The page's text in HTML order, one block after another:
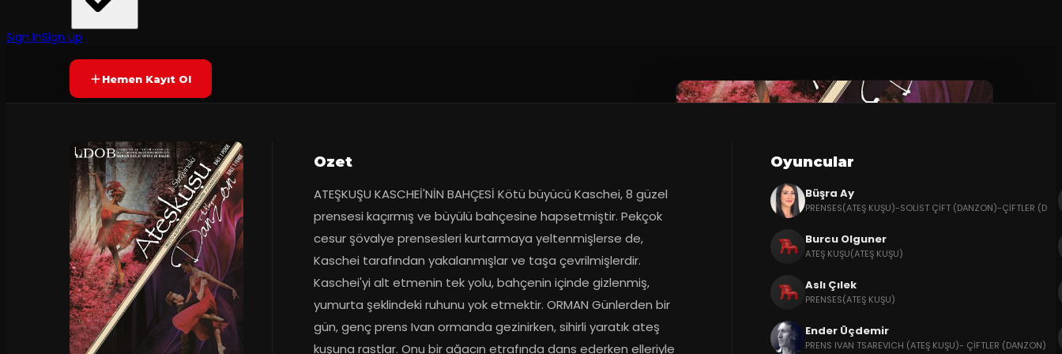
Sign InSign UpYAKINDA Yetersiz oy
Hemen Kayıt Ol
Ozet
ATEŞKUŞU KASCHEİ'NİN BAHÇESİ Kötü büyücü Kaschei, 8 güzel
prensesi kaçırmış ve büyülü bahçesine hapsetmiştir. Pekçok
cesur şövalye prensesleri kurtarmaya yeltenmişlerse de,
Kaschei tarafından yakalanmışlar ve taşa çevrilmişlerdir.
Kaschei'yi alt etmenin tek yolu, bahçenin içinde gizlenmiş,
yumurta şeklindeki ruhunu yok etmektir. ORMAN Günlerden bir
gün, genç prens Ivan ormanda gezinirken, sihirli yaratık ateş
kuşuna rastlar. Onu bir ağacın etrafında dans ederken elleriyle
Oyuncular
Büşra Ay
PRENSES(ATEŞ KUŞU)-SOLİST ÇİFT (DANZON)-ÇİFTLER (D
Burcu Olguner
ATEŞ KUŞU(ATEŞ KUŞU)
Aslı Çılek
PRENSES(ATEŞ KUŞU)
Ender Üçdemir
PRENS IVAN TSAREVICH (ATEŞ KUŞU)- ÇİFTLER (DANZON)